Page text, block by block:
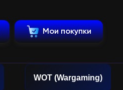
Мои покупки
WOT (Wargaming)